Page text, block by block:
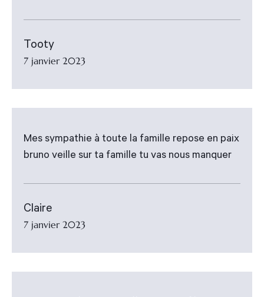
Tooty
7 janvier 2023
Mes sympathie à toute la famille repose en paix
bruno veille sur ta famille tu vas nous manquer
Claire
7 janvier 2023